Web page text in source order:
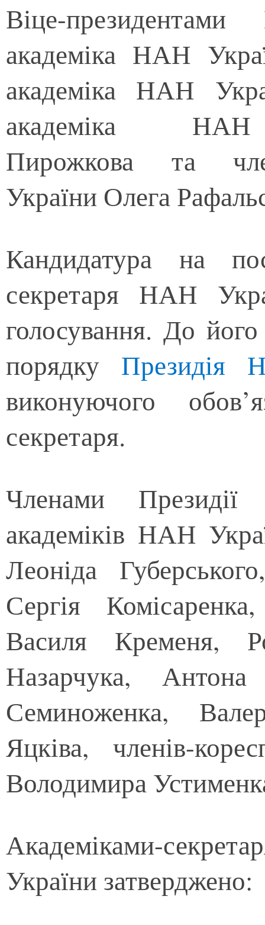
Віце-
академіка НАН
академіка НАН
академіка
Пирожкова та
України Олега
Кандидатура на
секретаря НАН
голосування. До
порядку Президія
виконуючого
секретаря.
Членами
академіків НАН
Леоніда
Сергія
Василя Кременя,
Назарчука,
Семиноженка,
Яцківа, членів-
Володимира
Академіками-
України затверджено: